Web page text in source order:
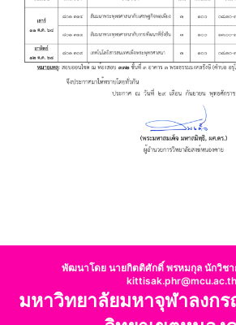
พัฒนาโดย นายกิตติศักดิ์ พรหมกุล นักวิชา
kittisak.phr@mcu.ac.th
มหาวิทยาลัยมหาจุฬาลงก